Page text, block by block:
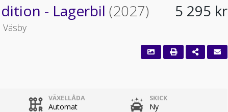
- Lagerbil (2027)
Väsby
5 295 kr
VÄXELLÅDA
Automat
SKICK
Ny